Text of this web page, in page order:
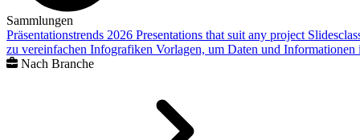
Sammlungen
Präsentationstrends 2026 Presentations that suit any project
zu vereinfachen Infografiken Vorlagen, um Daten und
Nach Branche